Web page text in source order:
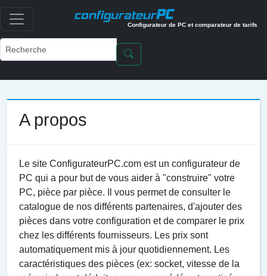
configurateurPC
Configurateur de PC et comparateur de tarifs
A propos
Le site ConfigurateurPC.com est un configurateur de
PC qui a pour but de vous aider à "construire" votre
PC, pièce par pièce. Il vous permet de consulter le
catalogue de nos différents partenaires, d'ajouter des
pièces dans votre configuration et de comparer le prix
chez les différents fournisseurs. Les prix sont
automatiquement mis à jour quotidiennement. Les
caractéristiques des pièces (ex: socket, vitesse de la